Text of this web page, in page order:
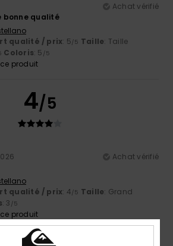
Achat vérifié
bonne qualité
qualité / prix: 5/5 Taille: Taille
Coloris: 5 /5
produit
4/5
Achat vérifié
qualité / prix: 4/5 Taille: Grand
: 3 /5
produit